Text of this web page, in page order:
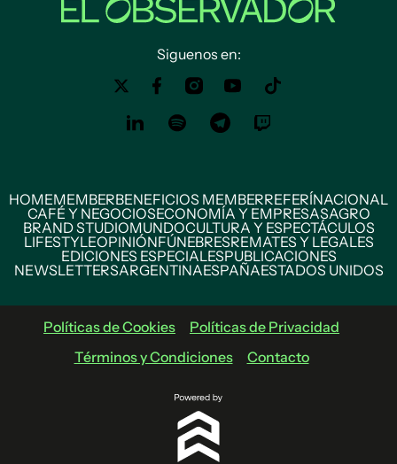
Siguenos en:
HOMEMEMBERBENEFICIOS MEMBERREFERÍNACIONAL
CAFÉ Y NEGOCIOSECONOMÍA Y EMPRESASAGRO
BRAND STUDIOMUNDOCULTURA Y ESPECTÁCULOS
LIFESTYLEOPINIÓNFÚNEBRESREMATES Y LEGALES
EDICIONES ESPECIALESPUBLICACIONES
NEWSLETTERSARGENTINAESPAÑAESTADOS UNIDOS
Políticas de Cookies
Políticas de Privacidad
Términos y Condiciones
Contacto